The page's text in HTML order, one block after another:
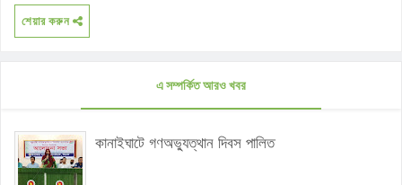
শেয়ার করুন
এ সম্পর্কিত আরও খবর
কানাইঘাটে গণঅভ্যুত্থান দিবস পালিত